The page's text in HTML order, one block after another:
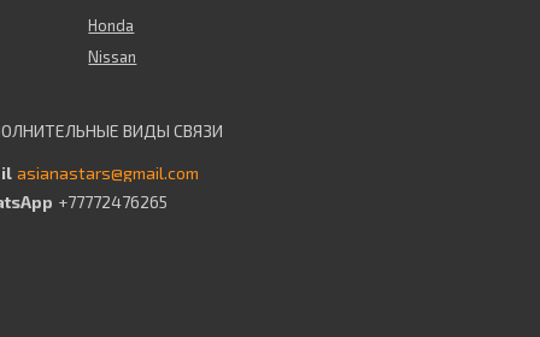
Honda
Nissan
asianastars@gmail.com
+77772476265